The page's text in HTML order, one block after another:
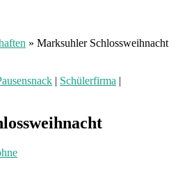
» Marksuhler Schlossweihnacht
| Schülerfirma |